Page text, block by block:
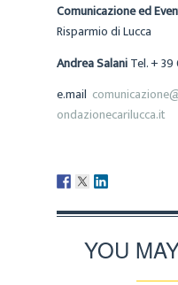
Comunicazione ed
Risparmio di Lucca
Andrea SalaniTel. +
e.mail
ondazionecarilucca.it
YOU